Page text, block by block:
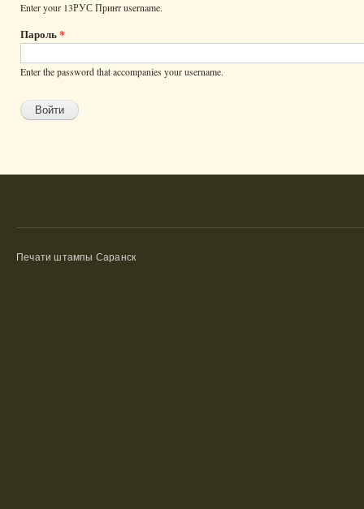
Enter your 13РУС Принт username.
Пароль*
Enter the password that accompanies your username.
Печати штампы Саранск